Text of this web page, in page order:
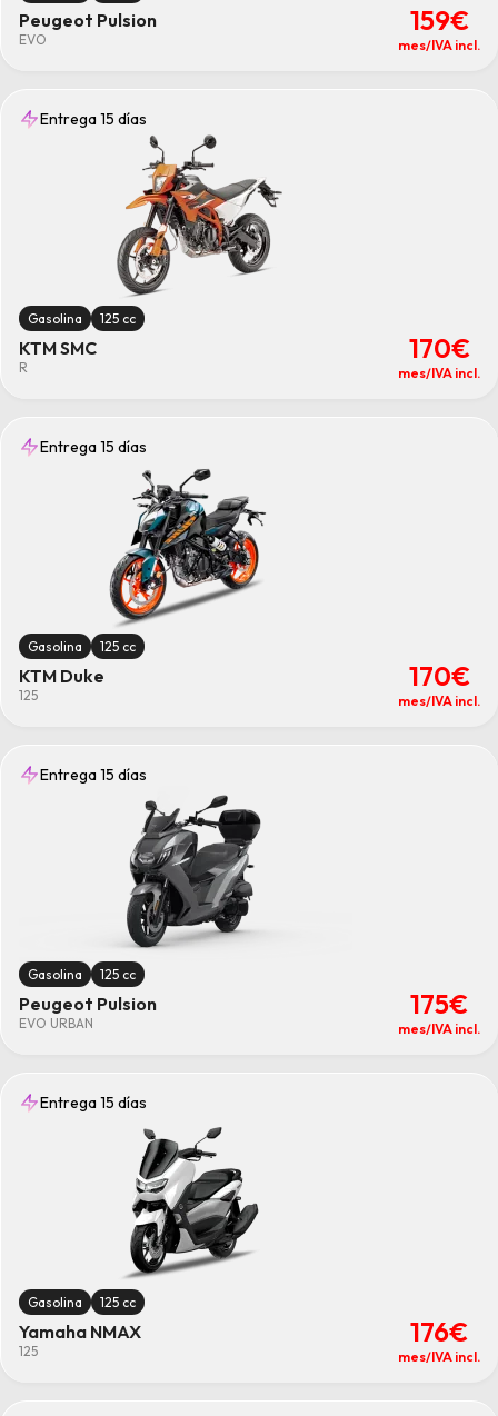
Peugeot Pulsion
EVO
159€
mes/IVA incl.
Entrega 15 días
Gasolina 125 cc
KTM SMC
R
170€
mes/IVA incl.
Entrega 15 días
Gasolina 125 cc
KTM Duke
125
170€
mes/IVA incl.
Entrega 15 días
Gasolina 125 cc
Peugeot Pulsion
EVO URBAN
175€
mes/IVA incl.
Entrega 15 días
Gasolina 125 cc
Yamaha NMAX
125
176€
mes/IVA incl.